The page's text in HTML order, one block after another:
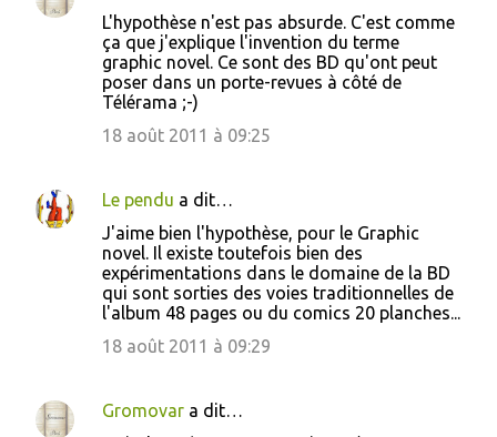
r
L'hypothèse n'est pas absurde. C'est comme
ça que j'explique l'invention du terme
graphic novel. Ce sont des BD qu'ont peut
poser dans un porte-revues à côté de
Télérama ;-)
18 août 2011 à 09:25
Le pendu a dit…
J'aime bien l'hypothèse, pour le Graphic
novel. Il existe toutefois bien des
expérimentations dans le domaine de la BD
qui sont sorties des voies traditionnelles de
l'album 48 pages ou du comics 20 planches...
18 août 2011 à 09:29
Gromovar a dit…